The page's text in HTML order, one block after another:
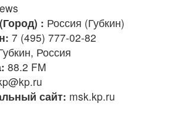
: Россия (Губкин)
7 (495) 777-02-82
Россия
88.2 FM
сайт: msk.kp.ru